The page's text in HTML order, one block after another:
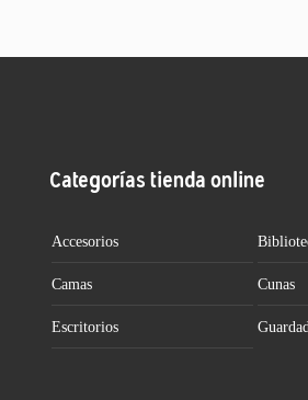
Categorías tienda online
Accesorios
Camas Cunas
Escritorios